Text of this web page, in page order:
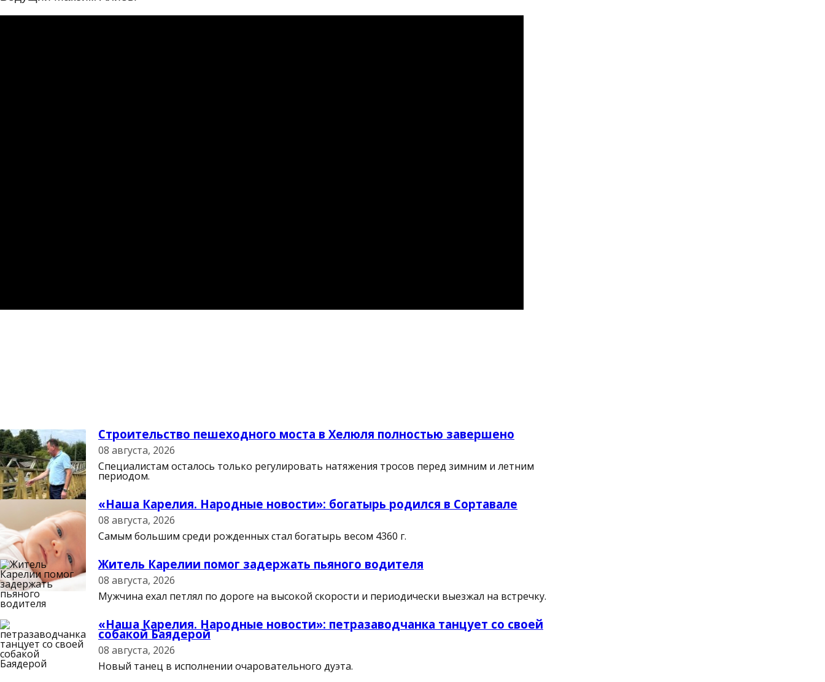
Строительство пешеходного моста в Хелюля полностью завершено
08 августа, 2026
Специалистам осталось только регулировать натяжения тросов перед зимним и летним
периодом.
«Наша Карелия. Народные новости»: богатырь родился в Сортавале
08 августа, 2026
Самым большим среди рожденных стал богатырь весом 4360 г.
Житель Карелии помог задержать пьяного водителя
08 августа, 2026
Мужчина ехал петлял по дороге на высокой скорости и периодически выезжал на встречку.
«Наша Карелия. Народные новости»: петразаводчанка танцует со своей
собакой Баядерой
08 августа, 2026
Новый танец в исполнении очаровательного дуэта.